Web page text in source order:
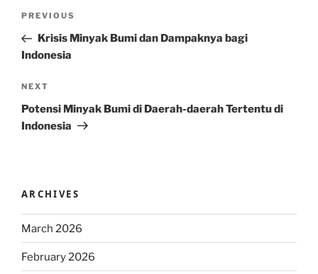
Previous
Post
PREVIOUS
Krisis Minyak Bumi dan Dampaknya bagi
Indonesia
Next
Post
NEXT
Potensi Minyak Bumi di Daerah-daerah Tertentu di
Indonesia
ARCHIVES
March 2026
February 2026